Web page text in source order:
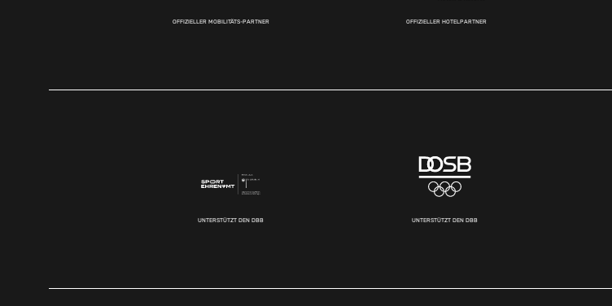
OFFIZIELLER MOBILITÄTS-PARTNER OFFIZIELLER HOTELPARTNER
UNTERSTÜTZT DEN DBB UNTERSTÜTZT DEN DBB